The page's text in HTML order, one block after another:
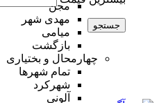
مجن
مهدی شهر
میامی
بازگشت
چهارمحال و بختیاری
تمام شهر‌ها
شهرکرد
آلونی
جستجو